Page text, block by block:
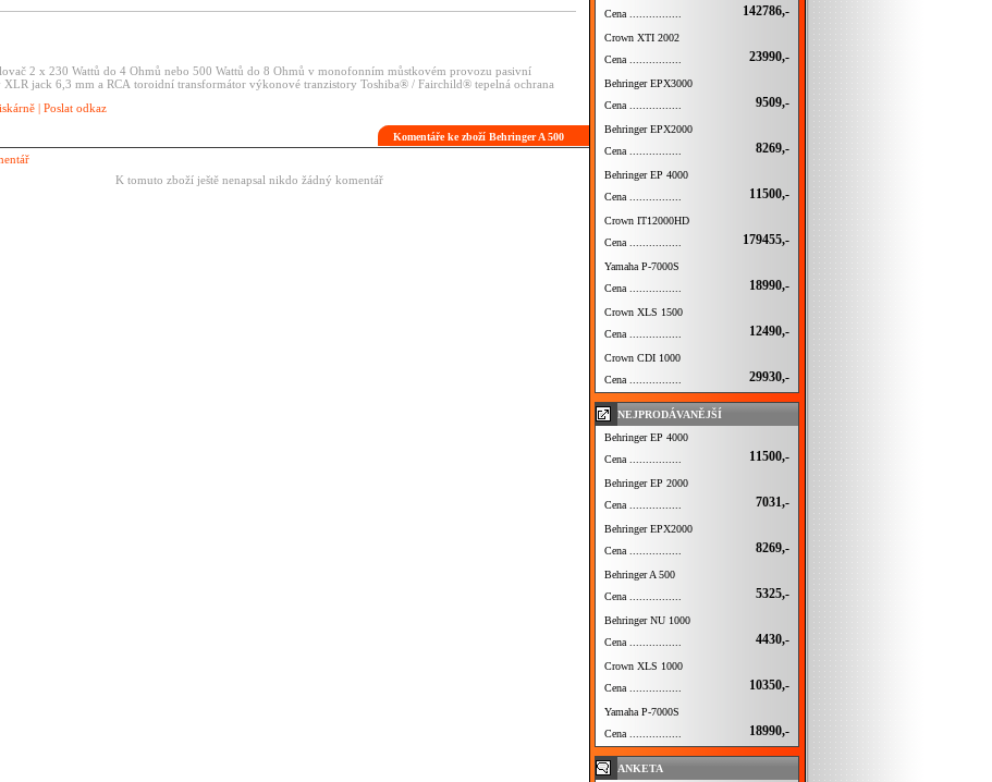
2 x 230 Wattů do 4 Ohmů nebo 500 Wattů do 8 Ohmů v monofonním můstkovém provozu pasivní
XLR jack 6,3 mm a RCA toroidní transformátor výkonové tranzistory Toshiba® / Fairchild® tepelná ochrana
| Poslat odkaz
Komentáře ke zboží Behringer A 500
K tomuto zboží ještě nenapsal nikdo žádný komentář
Cena ................
142786,-
Crown XTI 2002
Cena ................
23990,-
Behringer EPX3000
Cena ................
9509,-
Behringer EPX2000
Cena ................
8269,-
Behringer EP 4000
Cena ................
11500,-
Crown IT12000HD
Cena ................
179455,-
Yamaha P-7000S
Cena ................
18990,-
Crown XLS 1500
Cena ................
12490,-
Crown CDI 1000
Cena ................
29930,-
NEJPRODÁVANĚJŠÍ
Behringer EP 4000
Cena ................
11500,-
Behringer EP 2000
Cena ................
7031,-
Behringer EPX2000
Cena ................
8269,-
Behringer A 500
Cena ................
5325,-
Behringer NU 1000
Cena ................
4430,-
Crown XLS 1000
Cena ................
10350,-
Yamaha P-7000S
Cena ................
18990,-
ANKETA